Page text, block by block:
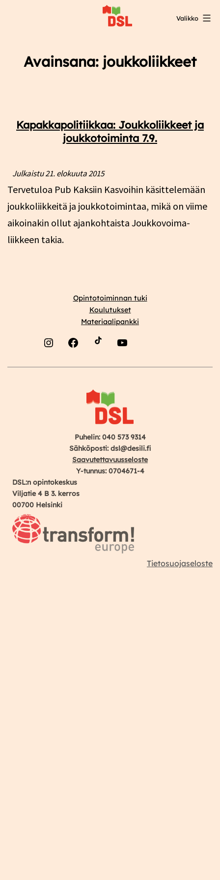
Valikko
Avainsana: joukkoliikkeet
Kapakkapolitiikkaa: Joukkoliikkeet ja
joukkotoiminta 7.9.
Julkaistu21. elokuuta 2015
Tervetuloa Pub Kaksiin Kasvoihin käsittelemään
joukkoliikkeitä ja joukkotoimintaa, mikä on viime
aikoinakin ollut ajankohtaista Joukkovoima-
liikkeen takia.
Opintotoiminnan tuki
Koulutukset
Materiaalipankki
Puhelin: 040 573 9314
Sähköposti: dsl@desili.fi
Saavutettavuusseloste
Y-tunnus: 0704671-4
DSL:n opintokeskus
Viljatie 4 B 3. kerros
00700 Helsinki
Tietosuojaseloste